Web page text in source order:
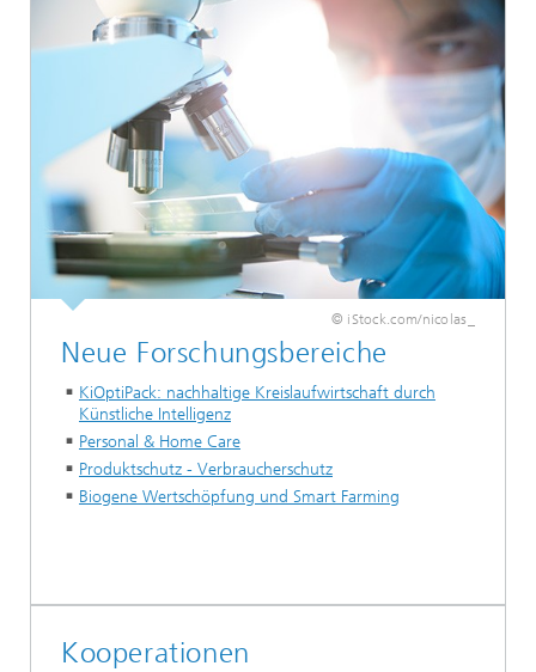
© iStock.com/nicolas_
Neue Forschungsbereiche
KiOptiPack: nachhaltige Kreislaufwirtschaft durch
Künstliche Intelligenz
Personal & Home Care
Produktschutz - Verbraucherschutz
Biogene Wertschöpfung und Smart Farming
Kooperationen